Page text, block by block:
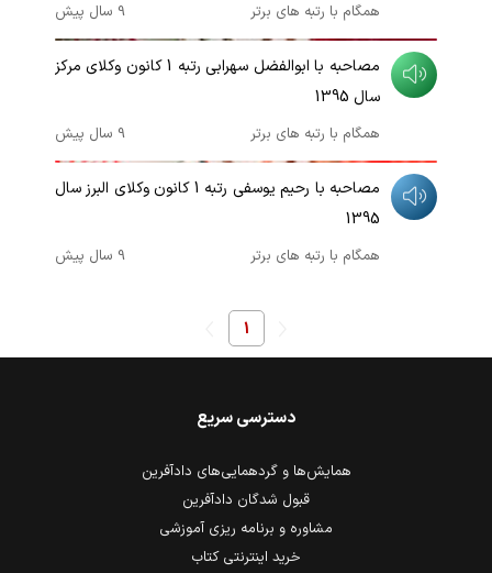
همگام با رتبه های برتر 9 سال پیش 00:06:02
مصاحبه با ابوالفضل سهرابی رتبه 1 کانون وکلای مرکز
سال 1395
همگام با رتبه های برتر 9 سال پیش 00:07:32
مصاحبه با رحیم یوسفی رتبه 1 کانون وکلای البرز سال
1395
همگام با رتبه های برتر 9 سال پیش
1
دسترسی سریع
همایش‌ها و گردهمایی‌های دادآفرین
قبول شدگان دادآفرین
مشاوره و برنامه ریزی آموزشی
خرید اینترنتی کتاب